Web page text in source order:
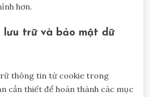
hơn.
lưu trữ và bảo mật dữ
thông tin từ cookie trong
cần thiết để hoàn thành các mục